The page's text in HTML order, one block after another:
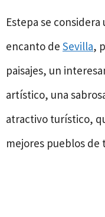
Estepa se
encanto de Sevilla,
paisajes, un
artístico, una
atractivo turístico,
mejores pueblos de